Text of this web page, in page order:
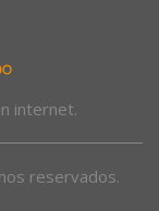
internet.
reservados.